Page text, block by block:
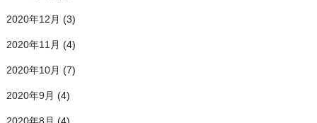
2020年12月 (3)
2020年11月 (4)
2020年10月 (7)
2020年9月 (4)